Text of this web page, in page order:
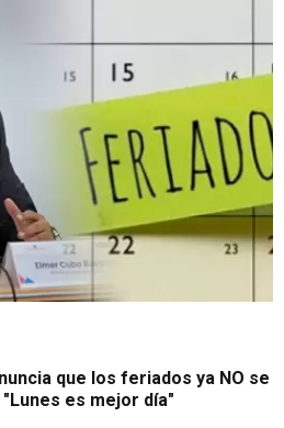
que los feriados ya NO se
es mejor día"